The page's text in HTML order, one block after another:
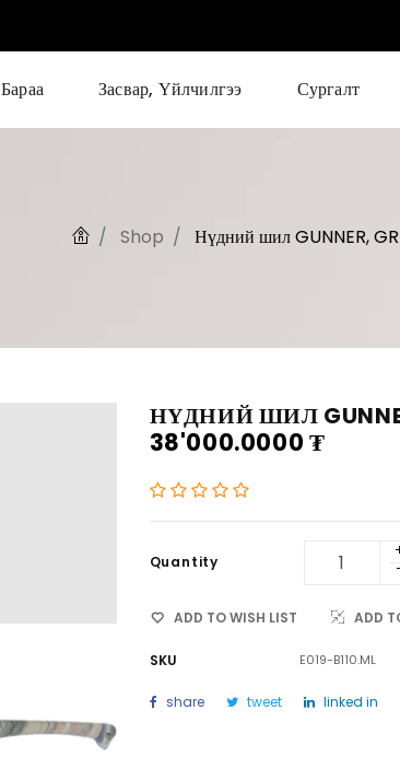
Бараа Засвар, Үйлчилгээ Сургалт
Shop Нүдний шил GUNNER,
НҮДНИЙ ШИЛ
38'000.0000 ₮
Quantity
ADD TO WISH LIST ADD
SKU E019-B110.ML
share tweet linked in